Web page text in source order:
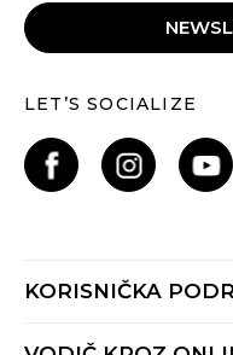
LET’S SOCIALIZE
KORISNIČKA
Provjeri status porudžbine